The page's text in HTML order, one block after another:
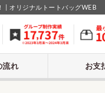
| オリジナルトートバッグWEB
流れ お支